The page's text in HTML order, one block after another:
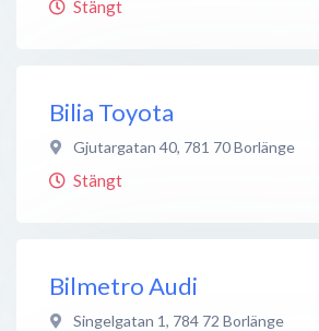
Stängt
Bilia Toyota
Gjutargatan 40, 781 70Borlänge
Stängt
Bilmetro Audi
Singelgatan 1, 784 72 Borlänge